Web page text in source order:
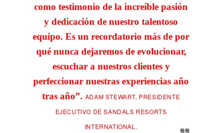
como testimonio de la increíble pasión
y dedicación de nuestro talentoso
equipo. Es un recordatorio más de por
qué nunca dejaremos de evolucionar,
escuchar a nuestros clientes y
perfeccionar nuestras experiencias año
tras año”. ADAM STEWART, PRESIDENTE
EJECUTIVO DE SANDALS RESORTS
INTERNATIONAL.